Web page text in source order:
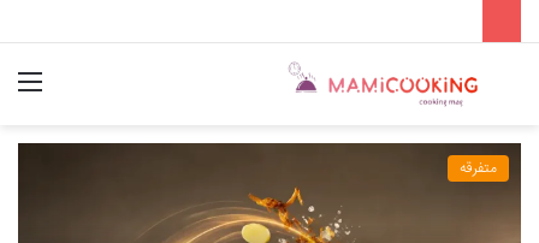
متفرقه